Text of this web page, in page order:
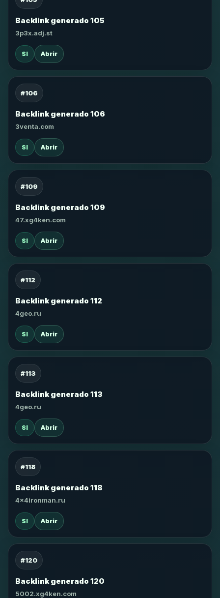
Backlink generado 105
3p3x.adj.st
SI Abrir
#106
Backlink generado 106
3venta.com
SI Abrir
#109
Backlink generado 109
47.xg4ken.com
SI Abrir
#112
Backlink generado 112
4geo.ru
SI Abrir
#113
Backlink generado 113
4geo.ru
SI Abrir
#118
Backlink generado 118
4x4ironman.ru
SI Abrir
#120
Backlink generado 120
5002.xg4ken.com